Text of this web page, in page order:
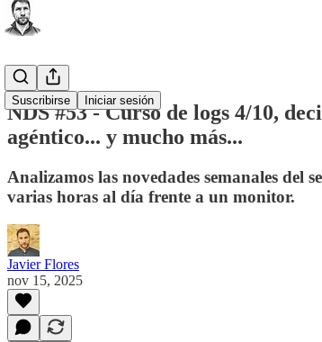
Suscribirse Iniciar sesión
NDS #53 - Curso de logs 4/10,
agéntico... y mucho más...
Analizamos las novedades semanales del
varias horas al día frente a un monitor.
Javier Flores
nov 15, 2025